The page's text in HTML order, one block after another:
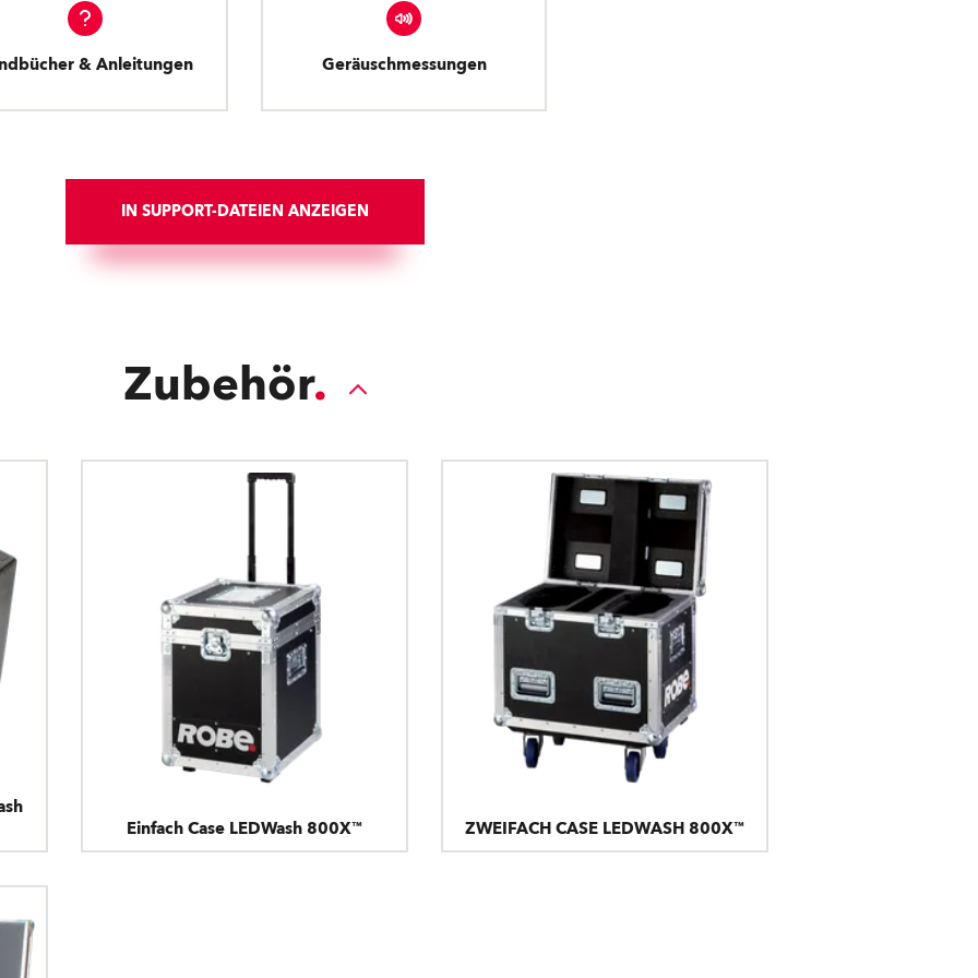
& Anleitungen Geräuschmessungen
IN SUPPORT-DATEIEN ANZEIGEN
Zubehör
Einfach Case LEDWash 800X™
ZWEIFACH CASE LEDWASH 800X™